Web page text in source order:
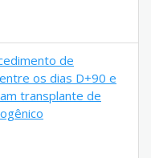
de
os dias D+90 e
transplante de